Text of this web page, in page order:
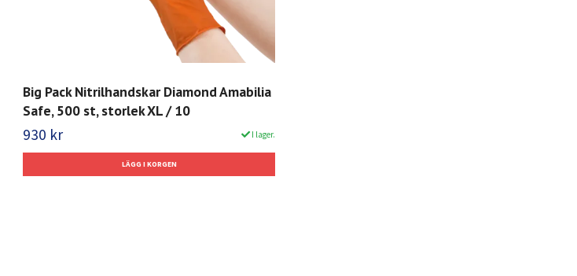
Big Pack Nitrilhandskar Diamond Amabilia
Safe, 500 st, storlek XL / 10
930 kr I lager.